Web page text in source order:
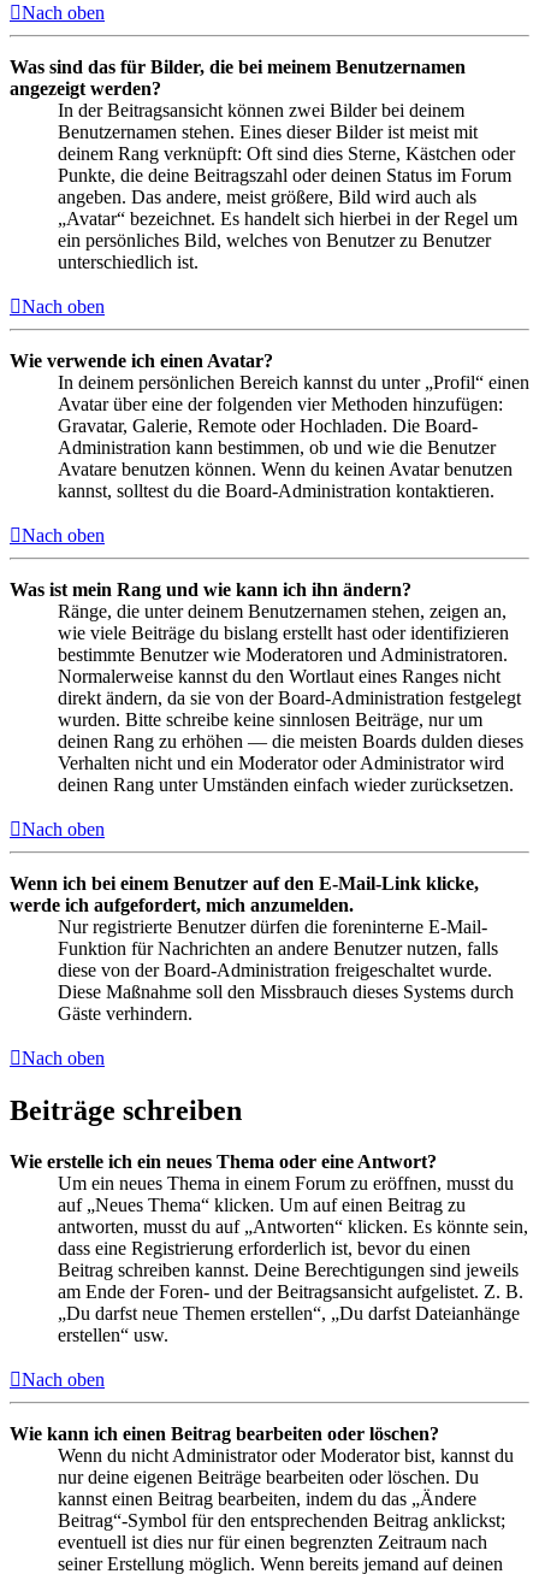
Nach oben
Was sind das für Bilder, die bei meinem Benutzernamen
angezeigt werden?
In der Beitragsansicht können zwei Bilder bei deinem
Benutzernamen stehen. Eines dieser Bilder ist meist mit
deinem Rang verknüpft: Oft sind dies Sterne, Kästchen oder
Punkte, die deine Beitragszahl oder deinen Status im Forum
angeben. Das andere, meist größere, Bild wird auch als
„Avatar“ bezeichnet. Es handelt sich hierbei in der Regel um
ein persönliches Bild, welches von Benutzer zu Benutzer
unterschiedlich ist.
Nach oben
Wie verwende ich einen Avatar?
In deinem persönlichen Bereich kannst du unter „Profil“ einen
Avatar über eine der folgenden vier Methoden hinzufügen:
Gravatar, Galerie, Remote oder Hochladen. Die Board-
Administration kann bestimmen, ob und wie die Benutzer
Avatare benutzen können. Wenn du keinen Avatar benutzen
kannst, solltest du die Board-Administration kontaktieren.
Nach oben
Was ist mein Rang und wie kann ich ihn ändern?
Ränge, die unter deinem Benutzernamen stehen, zeigen an,
wie viele Beiträge du bislang erstellt hast oder identifizieren
bestimmte Benutzer wie Moderatoren und Administratoren.
Normalerweise kannst du den Wortlaut eines Ranges nicht
direkt ändern, da sie von der Board-Administration festgelegt
wurden. Bitte schreibe keine sinnlosen Beiträge, nur um
deinen Rang zu erhöhen — die meisten Boards dulden dieses
Verhalten nicht und ein Moderator oder Administrator wird
deinen Rang unter Umständen einfach wieder zurücksetzen.
Nach oben
Wenn ich bei einem Benutzer auf den E-Mail-Link klicke,
werde ich aufgefordert, mich anzumelden.
Nur registrierte Benutzer dürfen die foreninterne E-Mail-
Funktion für Nachrichten an andere Benutzer nutzen, falls
diese von der Board-Administration freigeschaltet wurde.
Diese Maßnahme soll den Missbrauch dieses Systems durch
Gäste verhindern.
Nach oben
Beiträge schreiben
Wie erstelle ich ein neues Thema oder eine Antwort?
Um ein neues Thema in einem Forum zu eröffnen, musst du
auf „Neues Thema“ klicken. Um auf einen Beitrag zu
antworten, musst du auf „Antworten“ klicken. Es könnte sein,
dass eine Registrierung erforderlich ist, bevor du einen
Beitrag schreiben kannst. Deine Berechtigungen sind jeweils
am Ende der Foren- und der Beitragsansicht aufgelistet. Z. B.
„Du darfst neue Themen erstellen“, „Du darfst Dateianhänge
erstellen“ usw.
Nach oben
Wie kann ich einen Beitrag bearbeiten oder löschen?
Wenn du nicht Administrator oder Moderator bist, kannst du
nur deine eigenen Beiträge bearbeiten oder löschen. Du
kannst einen Beitrag bearbeiten, indem du das „Ändere
Beitrag“-Symbol für den entsprechenden Beitrag anklickst;
eventuell ist dies nur für einen begrenzten Zeitraum nach
seiner Erstellung möglich. Wenn bereits jemand auf deinen